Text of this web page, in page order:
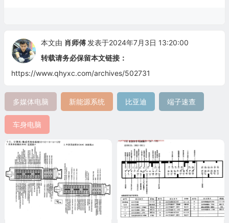
本文由 肖师傅 发表于2024年7月3日 13:20:00
转载请务必保留本文链接：
https://www.qhyxc.com/archives/502731
多媒体电脑 新能源系统 比亚迪 端子速查
车身电脑